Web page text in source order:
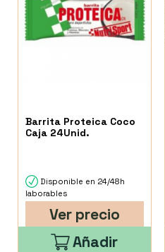
Barrita Proteica Coco
Caja 24Unid.
Disponible en 24/48h
laborables
Ver precio
Añadir